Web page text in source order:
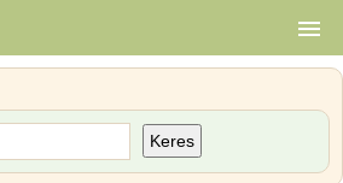
Keres